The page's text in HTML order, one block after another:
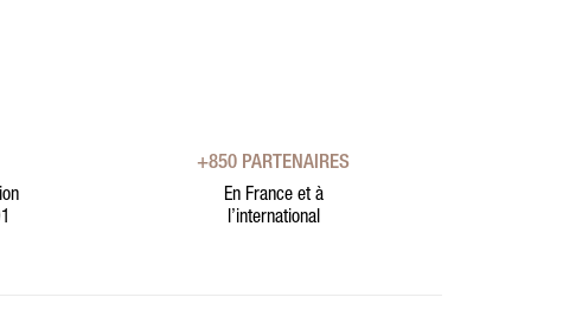
+850 PARTENAIRES
En France et à
l’international